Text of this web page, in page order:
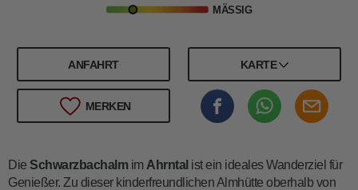
MÄSSIG
ANFAHRT KARTE
MERKEN
Die Schwarzbachalm im Ahrntal ist ein ideales Wanderziel für
Genießer. Zu dieser kinderfreundlichen Almhütte oberhalb von